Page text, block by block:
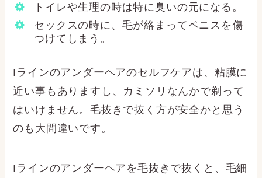
トイレや生理の時は特に臭いの元になる。
セックスの時に、毛が絡まってペニスを傷
つけてしまう。
Iラインのアンダーヘアのセルフケアは、粘膜に
近い事もありますし、カミソリなんかで剃って
はいけません。毛抜きで抜く方が安全かと思う
のも大間違いです。
Iラインのアンダーヘアを毛抜きで抜くと、毛細